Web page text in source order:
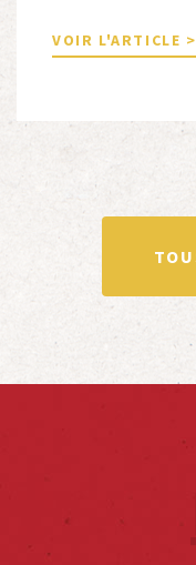
nationale de la
Le Souvenir
totalité ou
VOIR L'ARTICLE >